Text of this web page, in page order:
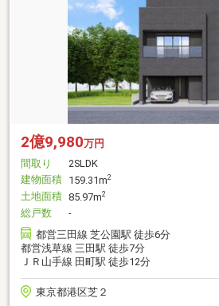
2億9,980万円
間取り
2SLDK
建物面積 159.31m2
土地面積 85.97m2
総戸数
-
都営三田線 芝公園駅 徒歩6分
都営浅草線 三田駅 徒歩7分
ＪＲ山手線 田町駅 徒歩12分
東京都港区芝２